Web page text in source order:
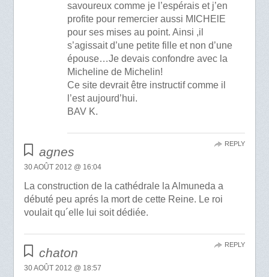
savoureux comme je l’espérais et j’en
profite pour remercier aussi MICHElE
pour ses mises au point. Ainsi ,il
s’agissait d’une petite fille et non d’une
épouse…Je devais confondre avec la
Micheline de Michelin!
Ce site devrait être instructif comme il
l’est aujourd’hui.
BAV K.
agnes
30 AOÛT 2012 @ 16:04
La construction de la cathédrale la Almuneda a
débuté peu aprés la mort de cette Reine. Le roi
voulait qu´elle lui soit dédiée.
REPLY
chaton
30 AOÛT 2012 @ 18:57
REPLY